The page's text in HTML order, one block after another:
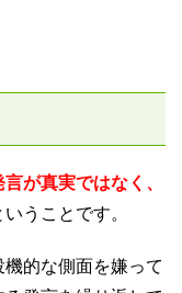
言が真実ではなく、
いうことです。
的な側面を嫌って